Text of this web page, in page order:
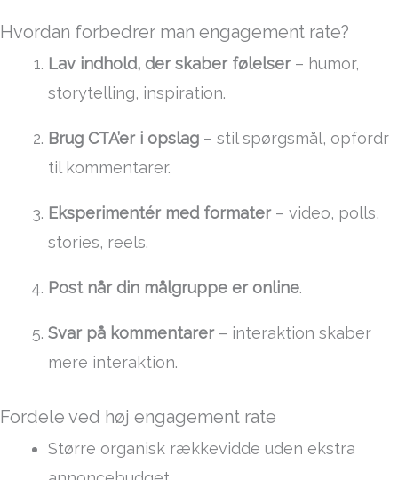
Hvordan forbedrer man engagement rate?
Lav indhold, der skaber følelser– humor,
storytelling, inspiration.
Brug CTA’er i opslag – stil spørgsmål, opfordr
til kommentarer.
Eksperimentér med formater– video, polls,
stories, reels.
Post når din målgruppe er online.
Svar på kommentarer– interaktion skaber
mere interaktion.
Fordele ved høj engagement rate
Større organisk rækkevidde uden ekstra